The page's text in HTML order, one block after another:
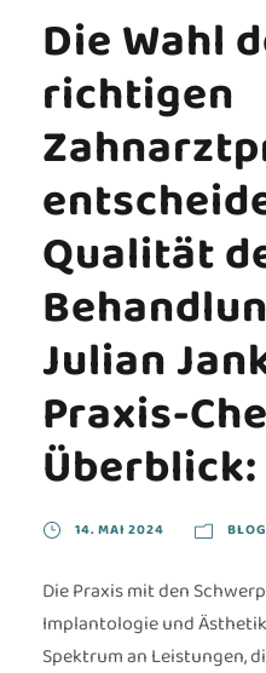
Die Wahl
richtigen
Qualität
Julian
Praxis-
Überblick:
14. MAI 2024 BLOG
Die Praxis mit den
Implantologie und
Spektrum an Leistungen,